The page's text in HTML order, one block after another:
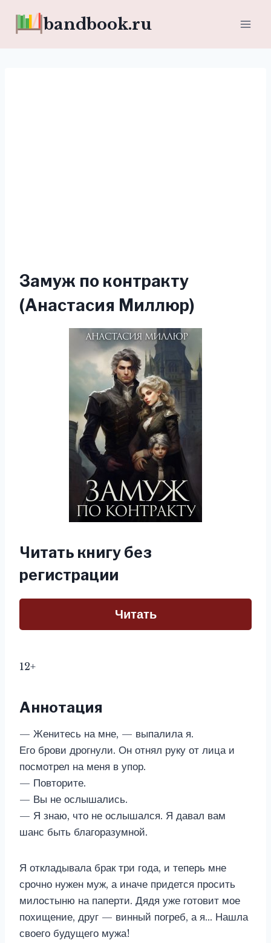
bandbook.ru
Замуж по контракту
(Анастасия Миллюр)
Читать книгу без
регистрации
Читать
12+
Аннотация
— Женитесь на мне, — выпалила я.
Его брови дрогнули. Он отнял руку от лица и
посмотрел на меня в упор.
— Повторите.
— Вы не ослышались.
— Я знаю, что не ослышался. Я давал вам
шанс быть благоразумной.
Я откладывала брак три года, и теперь мне
срочно нужен муж, а иначе придется просить
милостыню на паперти. Дядя уже готовит мое
похищение, друг — винный погреб, а я… Нашла
своего будущего мужа!